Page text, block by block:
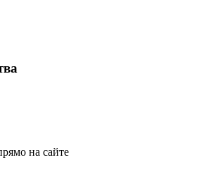
на сайте